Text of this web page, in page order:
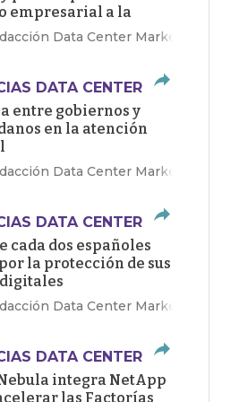
empresarial a la
limpiaData Center Market
DATA CENTER
entre gobiernos y
en la atención
Data Center Market
DATA CENTER
cada dos españoles
la protección de sus
Data Center Market
DATA CENTER
integra NetApp
las Factorías